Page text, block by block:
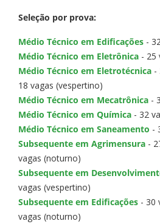
Seleção por prova:
Médio Técnico em Edificações -
Médio Técnico em Eletrônica - 25
Médio Técnico em Eletrotécnica -
18 vagas (vespertino)
Médio Técnico em Mecatrônica -
Médio Técnico em Química - 32
Médio Técnico em Saneamento -
Subsequente em Agrimensura -
vagas (noturno)
Subsequente em
vagas (vespertino)
Subsequente em Edificações - 30
vagas (noturno)